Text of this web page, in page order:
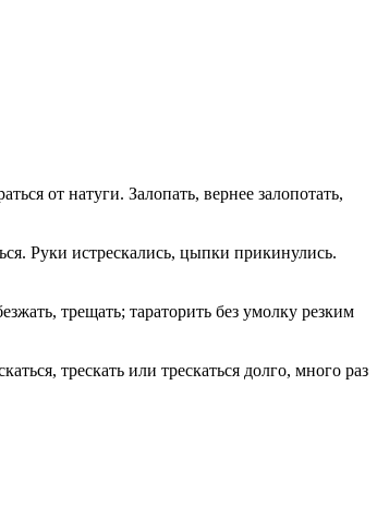
от натуги. Залопать, вернее залопотать,
Руки истрескались, цыпки прикинулись.
трещать; тараторить без умолку резким
трескать или трескаться долго, много раз